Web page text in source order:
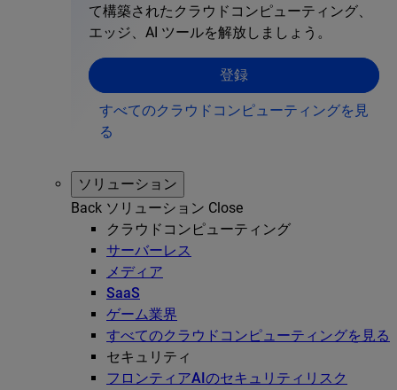
て構築されたクラウドコンピューティング、
エッジ、AI ツールを解放しましょう。
登録
すべてのクラウドコンピューティングを見
る
ソリューション
Back ソリューション Close
クラウドコンピューティング
サーバーレス
メディア
SaaS
ゲーム業界
すべてのクラウドコンピューティングを見る
セキュリティ
フロンティアAIのセキュリティリスク